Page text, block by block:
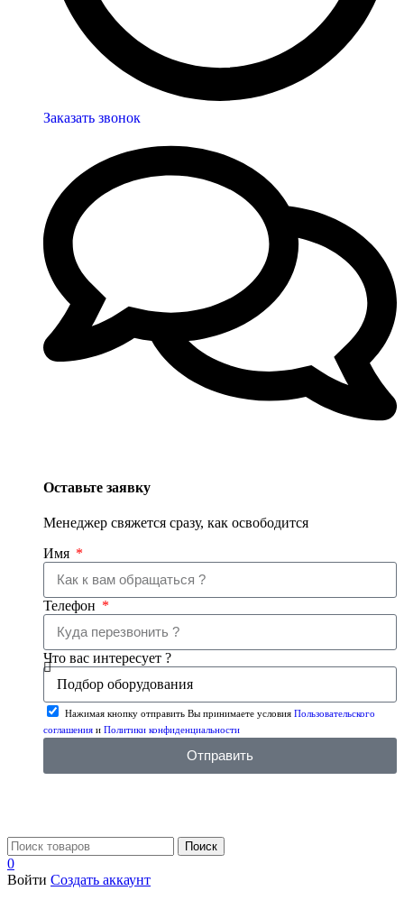
Заказать звонок
Оставьте заявку
Менеджер свяжется сразу, как освободится
Имя
Телефон
Что вас интересует ?
Нажимая кнопку отправить Вы принимаете условия Пользовательского
соглашения и Политики конфиденциальности
Отправить
Поиск
0
Войти Создать аккаунт